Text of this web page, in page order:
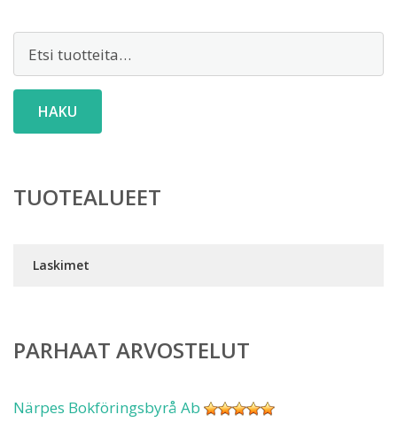
HAKU
TUOTEALUEET
Laskimet
PARHAAT ARVOSTELUT
Närpes Bokföringsbyrå Ab